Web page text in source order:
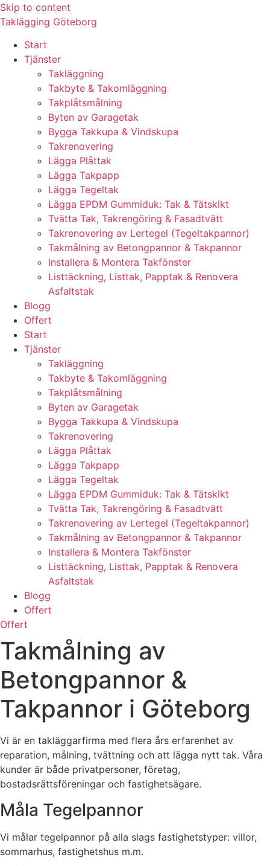
Skip to content
Taklägging Göteborg
Start
Tjänster
Takläggning
Takbyte & Takomläggning
Takplåtsmålning
Byten av Garagetak
Bygga Takkupa & Vindskupa
Takrenovering
Lägga Plåttak
Lägga Takpapp
Lägga Tegeltak
Lägga EPDM Gummiduk: Tak & Tätskikt
Tvätta Tak, Takrengöring & Fasadtvätt
Takrenovering av Lertegel (Tegeltakpannor)
Takmålning av Betongpannor & Takpannor
Installera & Montera Takfönster
Listtäckning, Listtak, Papptak & Renovera
Asfaltstak
Blogg
Offert
Start
Tjänster
Takläggning
Takbyte & Takomläggning
Takplåtsmålning
Byten av Garagetak
Bygga Takkupa & Vindskupa
Takrenovering
Lägga Plåttak
Lägga Takpapp
Lägga Tegeltak
Lägga EPDM Gummiduk: Tak & Tätskikt
Tvätta Tak, Takrengöring & Fasadtvätt
Takrenovering av Lertegel (Tegeltakpannor)
Takmålning av Betongpannor & Takpannor
Installera & Montera Takfönster
Listtäckning, Listtak, Papptak & Renovera
Asfaltstak
Blogg
Offert
Offert
Takmålning av
Betongpannor &
Takpannor i Göteborg
Vi är en takläggarfirma med flera års erfarenhet av
reparation, målning, tvättning och att lägga nytt tak. Våra
kunder är både privatpersoner, företag,
bostadsrättsföreningar och fastighetsägare.
Måla Tegelpannor
Vi målar tegelpannor på alla slags fastighetstyper: villor,
sommarhus, fastighetshus m.m.